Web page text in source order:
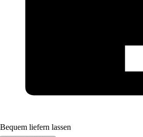
Bequem liefern lassen